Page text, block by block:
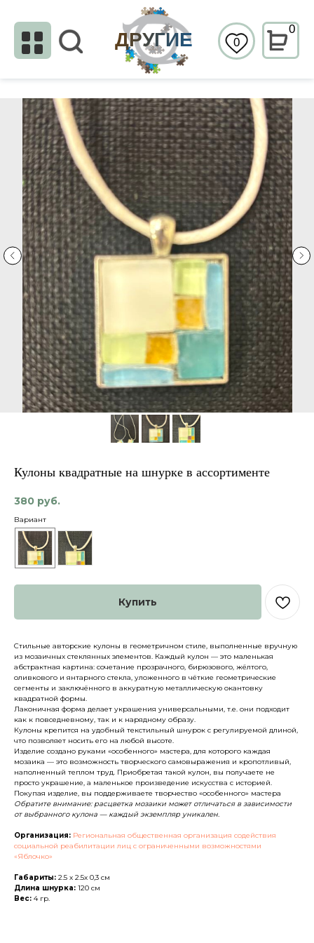
ДРУГИЕ
0
Кулоны квадратные на шнурке в ассортименте
380 руб.
Вариант
Купить
Стильные авторские кулоны в геометричном стиле, выполненные вручную
из мозаичных стеклянных элементов. Каждый кулон — это маленькая
абстрактная картина: сочетание прозрачного, бирюзового, жёлтого,
оливкового и янтарного стекла, уложенного в чёткие геометрические
сегменты и заключённого в аккуратную металлическую окантовку
квадратной формы.
Лаконичная форма делает украшения универсальными, т.е. они подходит
как к повседневному, так и к нарядному образу.
Кулоны крепится на удобный текстильный шнурок с регулируемой длиной,
что позволяет носить его на любой высоте.
Изделие создано руками «особенного» мастера, для которого каждая
мозаика — это возможность творческого самовыражения и кропотливый,
наполненный теплом труд. Приобретая такой кулон, вы получаете не
просто украшение, а маленькое произведение искусства с историей.
Покупая изделие, вы поддерживаете творчество «особенного» мастера
Обратите внимание: расцветка мозаики может отличаться в зависимости
от выбранного кулона — каждый экземпляр уникален.
Организация: Региональная общественная организация содействия
социальной реабилитации лиц с ограниченными возможностями
«Яблочко»
Габариты: 2.5 х 2.5х 0,3 см
Длина шнурка: 120 см
Вес: 4 гр.
© Все права защищены
2026
ДРУГИЕ
Каталог
Доставка и оплата
Политика конфиденциальности
Партнеры
Контакты